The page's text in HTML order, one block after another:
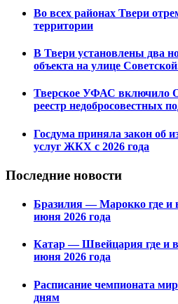
Во всех районах Твери
территории
В Твери установлены два
объекта на улице
Тверское УФАС включило
реестр недобросовестных
Госдума приняла закон об
услуг ЖКХ с 2026 года
Последние новости
Бразилия — Марокко где и
июня 2026 года
Катар — Швейцария где и
июня 2026 года
Расписание чемпионата
дням